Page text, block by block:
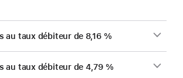
au taux débiteur de 8,16 %
au taux débiteur de 4,79 %